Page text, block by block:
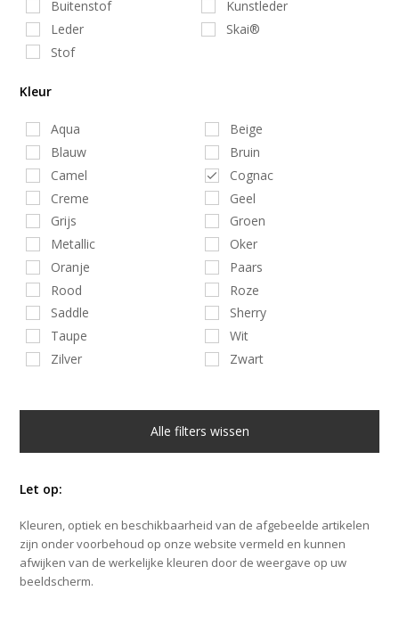
Buitenstof
Kunstleder
Leder
Skai®
Stof
Kleur
Aqua
Beige
Blauw
Bruin
Camel
Cognac
Creme
Geel
Grijs
Groen
Metallic
Oker
Oranje
Paars
Rood
Roze
Saddle
Sherry
Taupe
Wit
Zilver
Zwart
Alle filters wissen
Let op:
Kleuren, optiek en beschikbaarheid van de afgebeelde artikelen
zijn onder voorbehoud op onze website vermeld en kunnen
afwijken van de werkelijke kleuren door de weergave op uw
beeldscherm.